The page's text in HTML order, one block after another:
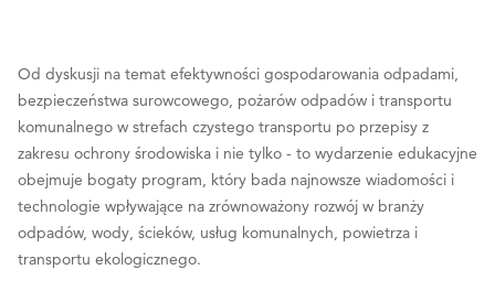
Od dyskusji na temat efektywności gospodarowania odpadami,
bezpieczeństwa surowcowego, pożarów odpadów i transportu
komunalnego w strefach czystego transportu po przepisy z
zakresu ochrony środowiska i nie tylko - to wydarzenie edukacyjne
obejmuje bogaty program, który bada najnowsze wiadomości i
technologie wpływające na zrównoważony rozwój w branży
odpadów, wody, ścieków, usług komunalnych, powietrza i
transportu ekologicznego.